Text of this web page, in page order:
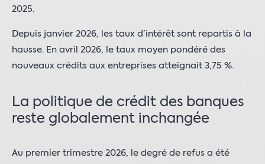
2025.
Depuis janvier 2026, les taux d’intérêt sont repartis à la
hausse. En avril 2026, le taux moyen pondéré des
nouveaux crédits aux entreprises atteignait 3,75 %.
La politique de crédit des banques
reste globalement inchangée
Au premier trimestre 2026, le degré de refus a été